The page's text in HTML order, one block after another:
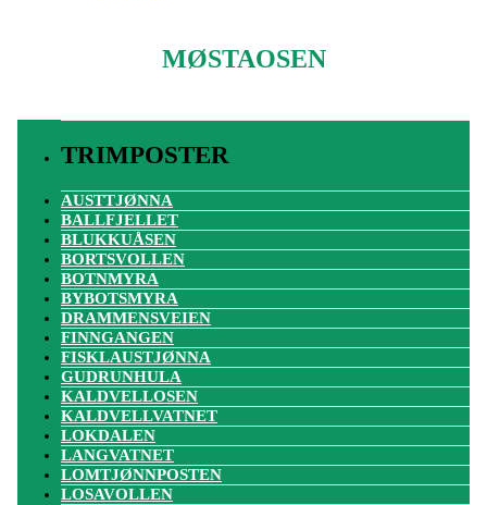
MØSTAOSEN
TRIMPOSTER
AUSTTJØNNA
BALLFJELLET
BLUKKUÅSEN
BORTSVOLLEN
BOTNMYRA
BYBOTSMYRA
DRAMMENSVEIEN
FINNGANGEN
FISKLAUSTJØNNA
GUDRUNHULA
KALDVELLOSEN
KALDVELLVATNET
LOKDALEN
LANGVATNET
LOMTJØNNPOSTEN
LOSAVOLLEN